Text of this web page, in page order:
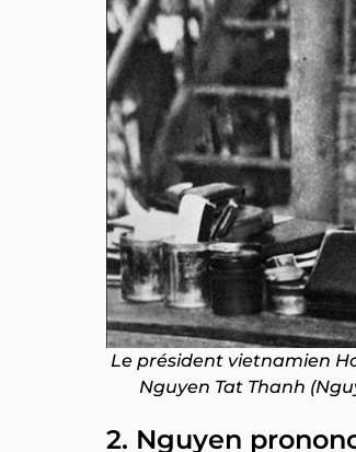
Le président vietnamien
Nguyen Tat Thanh
2. Nguyen